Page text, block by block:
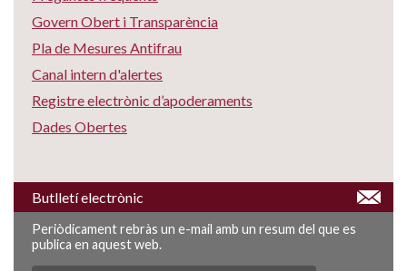
Govern Obert i Transparència
Pla de Mesures Antifrau
Canal intern d'alertes
Registre electrònic d’apoderaments
Dades Obertes
Butlletí electrònic
Periòdicament rebràs un e-mail amb un resum del que es
publica en aquest web.